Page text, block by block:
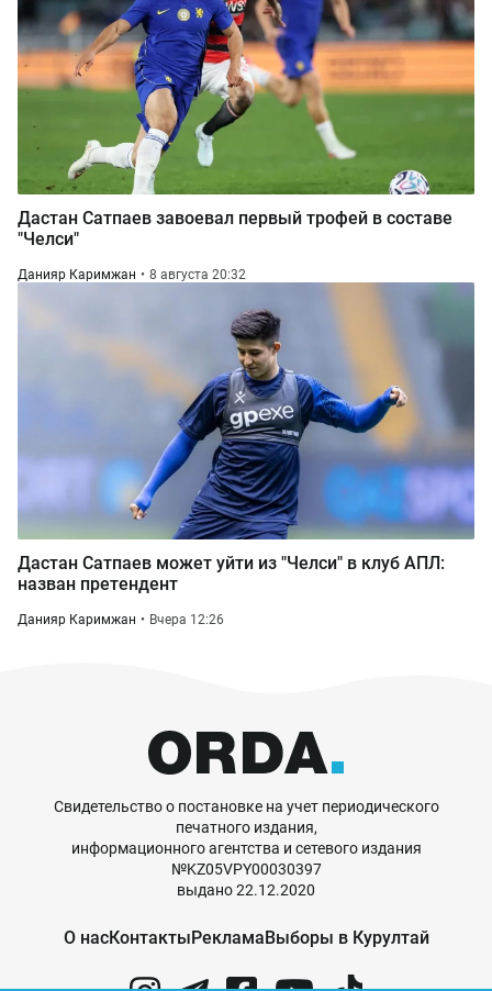
Дастан Сатпаев завоевал первый трофей в составе
"Челси"
Данияр Каримжан 8 августа 20:32
Дастан Сатпаев может уйти из "Челси" в клуб АПЛ:
назван претендент
Данияр Каримжан Вчера 12:26
Свидетельство о постановке на учет периодического
печатного издания,
информационного агентства и сетевого издания
№KZ05VPY00030397
выдано 22.12.2020
О насКонтактыРекламаВыборы в Курултай